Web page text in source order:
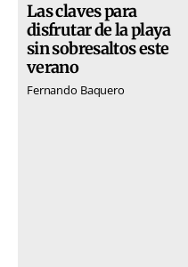
Las claves para
disfrutar de la playa
sin sobresaltos este
verano
Fernando Baquero